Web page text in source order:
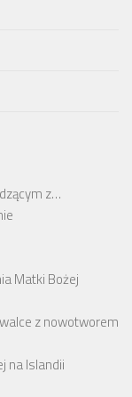
z…
Matki Bożej
z nowotworem
na Islandii